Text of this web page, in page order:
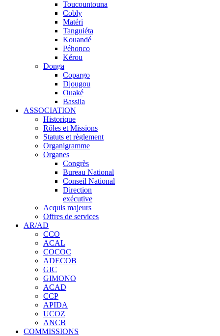
Toucountouna
Cobly
Matéri
Tanguiéta
Kouandé
Péhonco
Kérou
Donga
Copargo
Djougou
Ouaké
Bassila
ASSOCIATION
Historique
Rôles et Missions
Statuts et règlement
Organigramme
Organes
Congrès
Bureau National
Conseil National
Direction
exécutive
Acquis majeurs
Offres de services
AR/AD
CCO
ACAL
COCOC
ADECOB
GIC
GIMONO
ACAD
CCP
APIDA
UCOZ
ANCB
COMMISSIONS